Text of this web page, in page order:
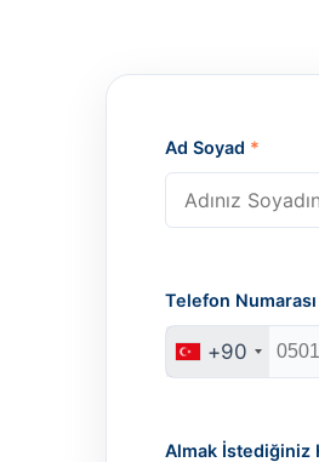
Ad Soyad *
Telefon Numarası
+90
Almak İstediğiniz